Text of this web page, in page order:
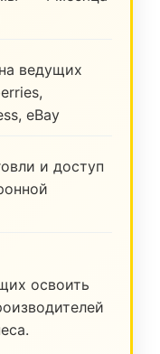
ведущих
eBay
и доступ
освоить